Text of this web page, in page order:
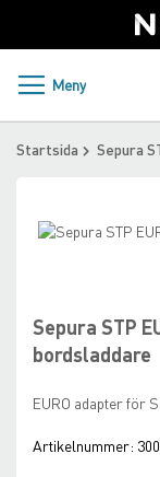
to
Content
PRODUKTER OCH
LADDA NER
Meny
Startsida Sepura
Sepura STP
bordsladdare
EURO adapter för
Artikelnummer:
Skip
of
the
images
beginning
of
the
gallery